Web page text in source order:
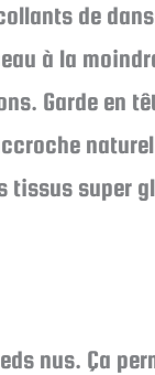
de
à la
Garde en
super
nus. Ça